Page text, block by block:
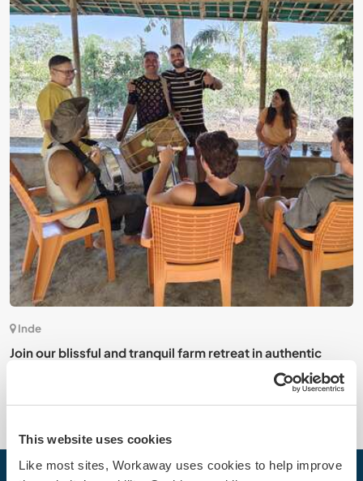
This website uses cookies
Like most sites, Workaway uses cookies to help improve
Inde
Join our blissful and tranquil farm retreat in authentic